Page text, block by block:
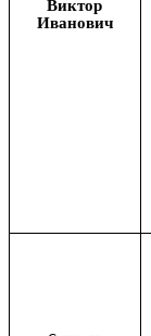
Виктор
Иванович